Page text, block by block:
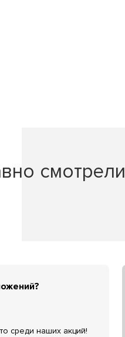
смотрели
среди наших акций!